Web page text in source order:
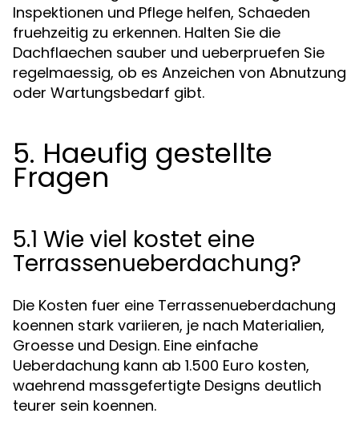
Inspektionen und Pflege helfen, Schaeden
fruehzeitig zu erkennen. Halten Sie die
Dachflaechen sauber und ueberpruefen Sie
regelmaessig, ob es Anzeichen von Abnutzung
oder Wartungsbedarf gibt.
5. Haeufig gestellte
Fragen
5.1 Wie viel kostet eine
Terrassenueberdachung?
Die Kosten fuer eine Terrassenueberdachung
koennen stark variieren, je nach Materialien,
Groesse und Design. Eine einfache
Ueberdachung kann ab 1.500 Euro kosten,
waehrend massgefertigte Designs deutlich
teurer sein koennen.